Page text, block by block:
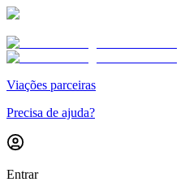
Viações parceiras
Precisa de ajuda?
Entrar